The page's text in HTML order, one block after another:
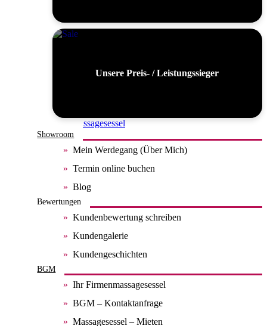
Unsere Preis- / Leistungssieger
Alle Massagesessel
Showroom
Mein Werdegang (Über Mich)
Termin online buchen
Blog
Bewertungen
Kundenbewertung schreiben
Kundengalerie
Kundengeschichten
BGM
Ihr Firmenmassagesessel
BGM – Kontaktanfrage
Massagesessel – Mieten